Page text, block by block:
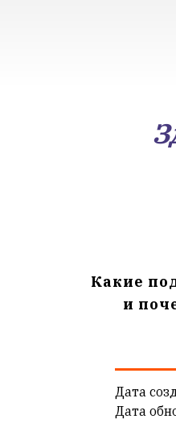
Какие
и
Дата
Дата